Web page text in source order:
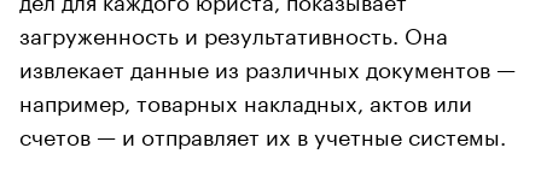
загруженность и результативность. Она
извлекает данные из различных документов —
например, товарных накладных, актов или
счетов — и отправляет их в учетные системы.